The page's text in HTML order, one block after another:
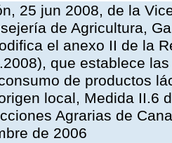
25 jun 2008, de la
de Agricultura,
el anexo II de la
que establece
de productos
local, Medida II.6
Agrarias de
de 2006